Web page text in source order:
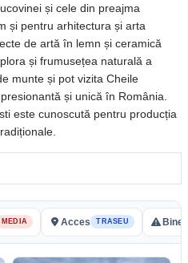
și cele din preajma
și pentru arhitectura și arta
de artă în lemn și ceramică
și frumusețea naturală a
munte și pot vizita Cheile
și unică în România.
este cunoscută pentru producția
MEDIA Acces TRASEU Bine